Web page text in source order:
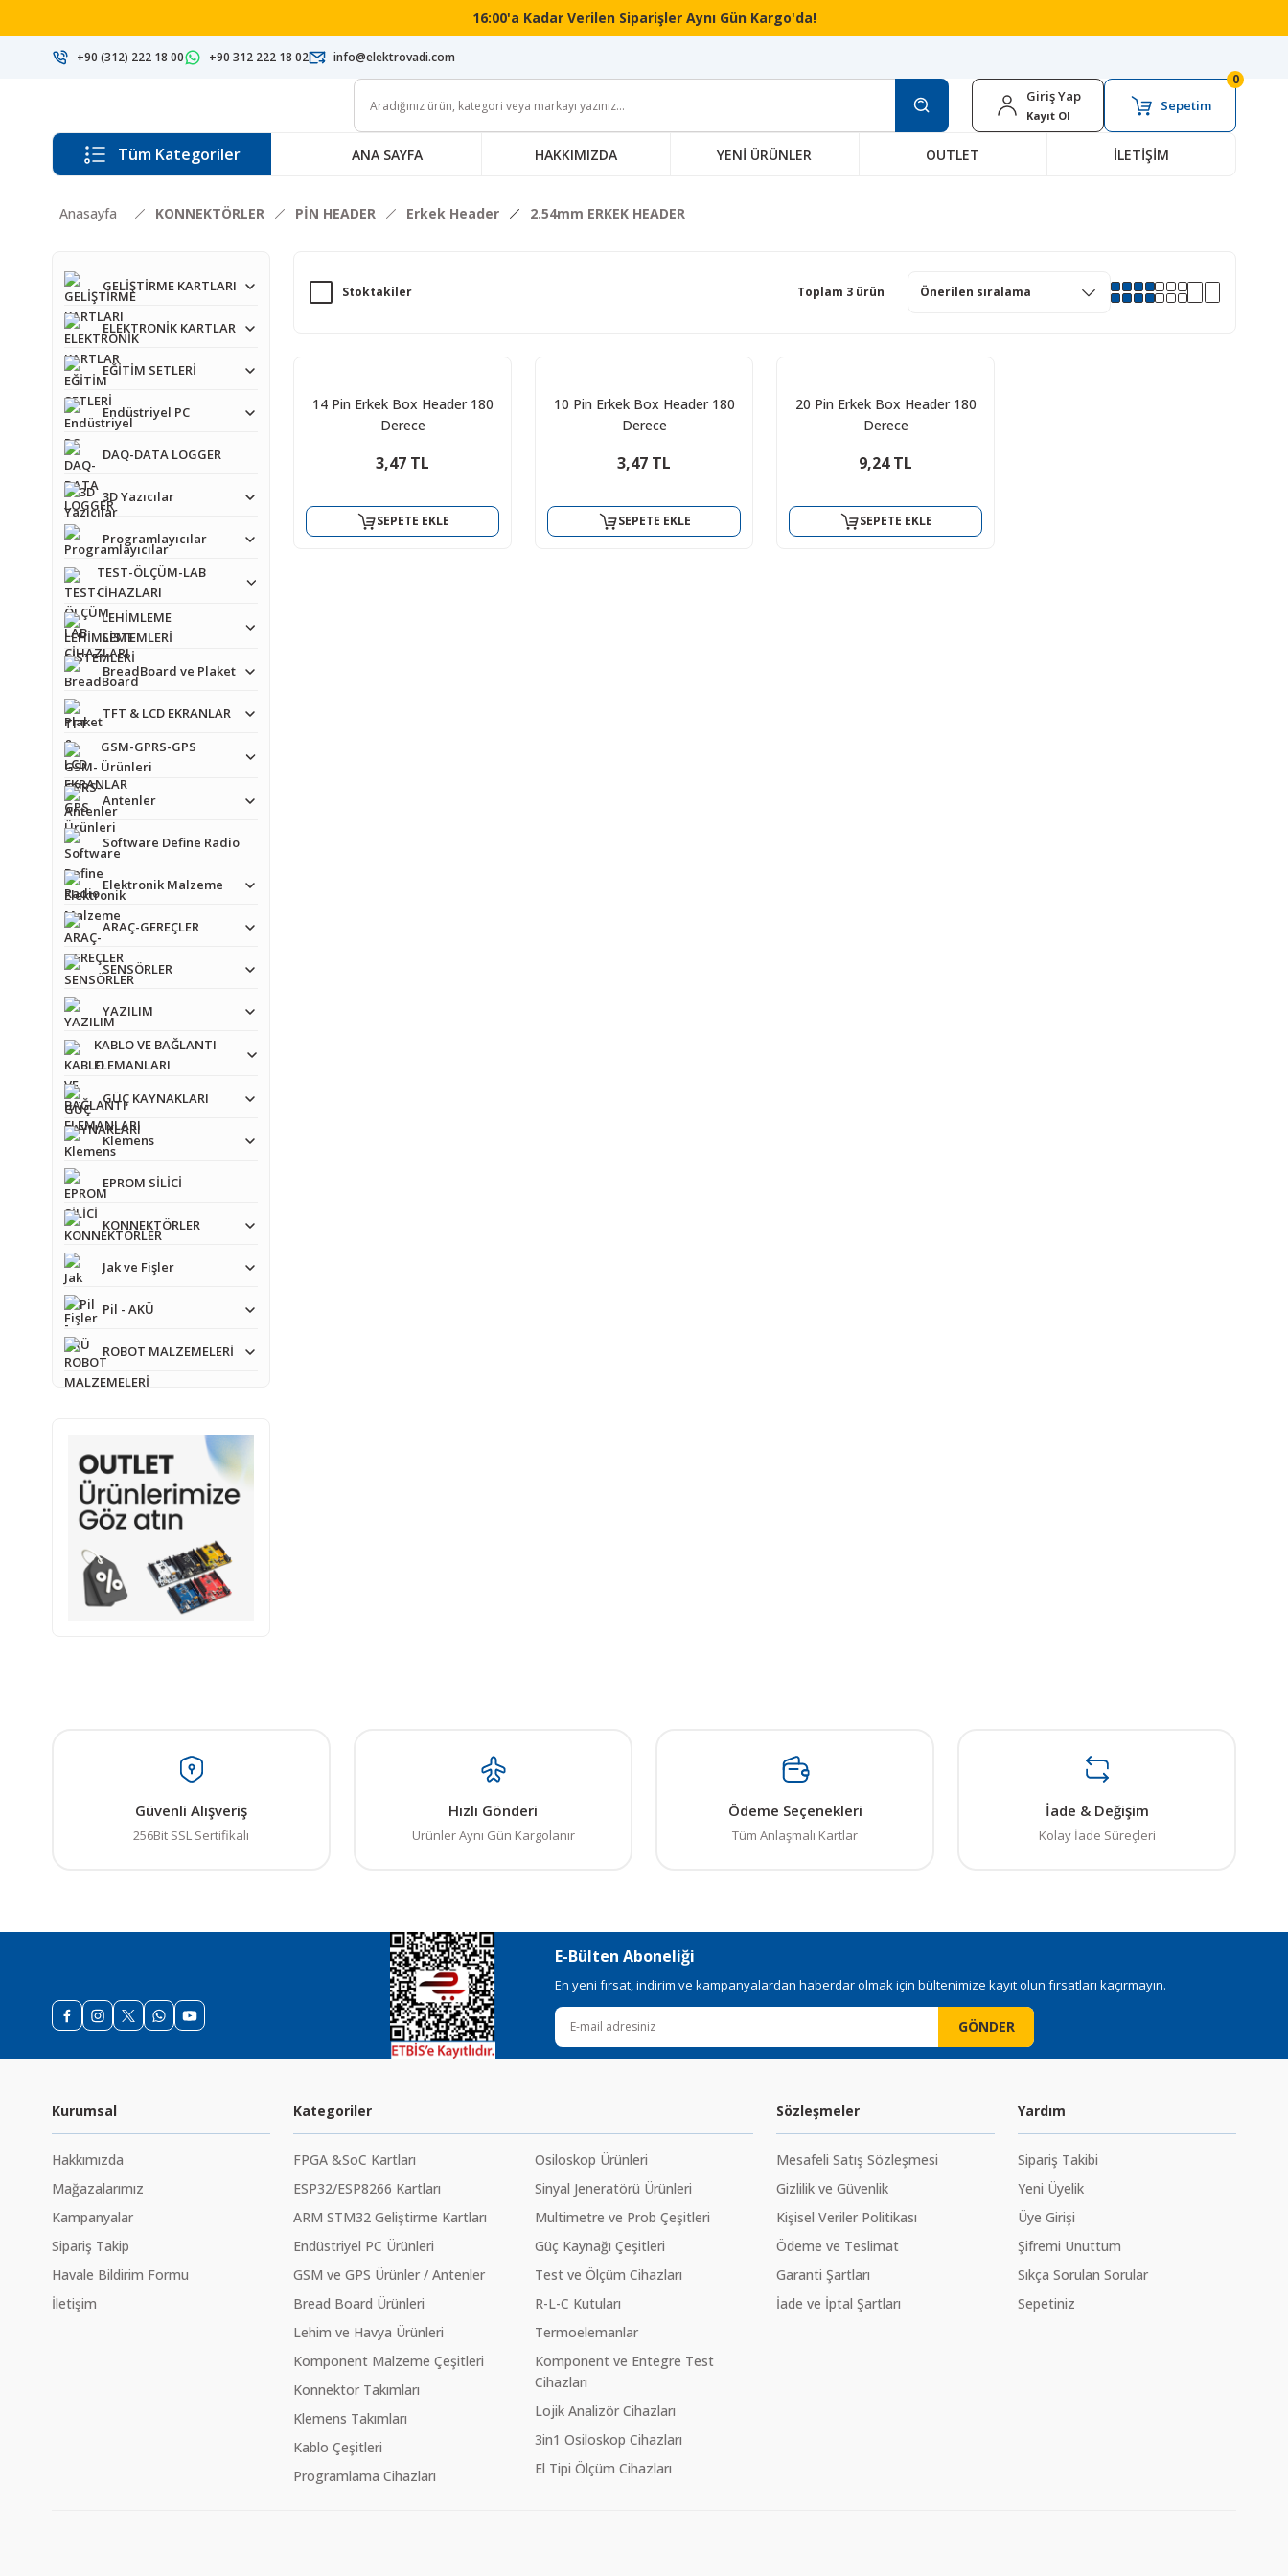
16:00'a Kadar Verilen Siparişler Aynı Gün Kargo'da!
+90 (312) 222 18 00 +90 312 222 18 02 info@elektrovadi.com
Giriş Yap
Kayıt Ol
Sepetim
0
Tüm Kategoriler ANA SAYFA HAKKIMIZDA YENİ ÜRÜNLER OUTLET İLETİŞİM
Anasayfa KONNEKTÖRLER PİN HEADER Erkek Header 2.54mm ERKEK HEADER
GELİŞTİRME KARTLARI
ELEKTRONİK KARTLAR
EĞİTİM SETLERİ
Endüstriyel PC
DAQ-DATA LOGGER
3D Yazıcılar
Programlayıcılar
TEST-ÖLÇÜM-LAB
CİHAZLARI
LEHİMLEME
SİSTEMLERİ
BreadBoard ve Plaket
TFT & LCD EKRANLAR
GSM-GPRS-GPS
Ürünleri
Antenler
Software Define Radio
Elektronik Malzeme
ARAÇ-GEREÇLER
SENSÖRLER
YAZILIM
KABLO VE BAĞLANTI
ELEMANLARI
GÜÇ KAYNAKLARI
Klemens
EPROM SİLİCİ
KONNEKTÖRLER
Jak ve Fişler
Pil - AKÜ
ROBOT MALZEMELERİ
Stoktakiler Toplam 3 ürün
14 Pin Erkek Box Header 180
Derece
3,47 TL
SEPETE EKLE
10 Pin Erkek Box Header 180
Derece
3,47 TL
SEPETE EKLE
20 Pin Erkek Box Header 180
Derece
9,24 TL
SEPETE EKLE
Güvenli Alışveriş
256Bit SSL Sertifikalı
Hızlı Gönderi
Ürünler Aynı Gün Kargolanır
Ödeme Seçenekleri
Tüm Anlaşmalı Kartlar
İade & Değişim
Kolay İade Süreçleri
E-Bülten Aboneliği
En yeni fırsat, indirim ve kampanyalardan haberdar olmak için bültenimize kayıt olun fırsatları kaçırmayın.
GÖNDER
Kurumsal
Hakkımızda
Mağazalarımız
Kampanyalar
Sipariş Takip
Havale Bildirim Formu
İletişim
Kategoriler
FPGA &SoC Kartları
ESP32/ESP8266 Kartları
ARM STM32 Geliştirme Kartları
Endüstriyel PC Ürünleri
GSM ve GPS Ürünler / Antenler
Bread Board Ürünleri
Lehim ve Havya Ürünleri
Komponent Malzeme Çeşitleri
Konnektor Takımları
Klemens Takımları
Kablo Çeşitleri
Programlama Cihazları
Osiloskop Ürünleri
Sinyal Jeneratörü Ürünleri
Multimetre ve Prob Çeşitleri
Güç Kaynağı Çeşitleri
Test ve Ölçüm Cihazları
R-L-C Kutuları
Termoelemanlar
Komponent ve Entegre Test
Cihazları
Lojik Analizör Cihazları
3in1 Osiloskop Cihazları
El Tipi Ölçüm Cihazları
Sözleşmeler
Mesafeli Satış Sözleşmesi
Gizlilik ve Güvenlik
Kişisel Veriler Politikası
Ödeme ve Teslimat
Garanti Şartları
İade ve İptal Şartları
Yardım
Sipariş Takibi
Yeni Üyelik
Üye Girişi
Şifremi Unuttum
Sıkça Sorulan Sorular
Sepetiniz